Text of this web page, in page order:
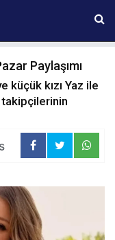
Paylaşımı
küçük kızı Yaz ile